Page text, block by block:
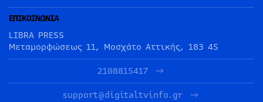
ΕΠΙΚΟΙΝΩΝΙΑ
LIBRA PRESS
Μεταμορφώσεως 11, Μοσχάτο Αττικής, 183 45
2108815417
support@digitaltvinfo.gr